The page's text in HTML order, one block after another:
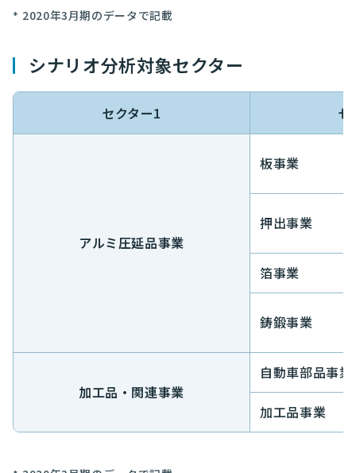
2020年3月期のデータで記載
シナリオ分析対象セクター
セクター1 セ
アルミ圧延品事業
板事業
押出事業
箔事業
鋳鍛事業
加工品・関連事業
自動車部品事業
加工品事業